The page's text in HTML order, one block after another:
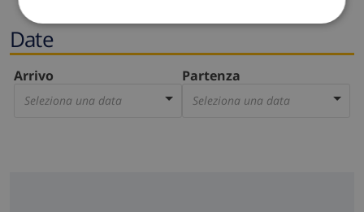
Date
Arrivo
Seleziona una data
Partenza
Seleziona una data